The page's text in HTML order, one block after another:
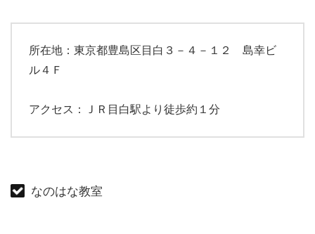
所在地：東京都豊島区目白３－４－１２ 島幸ビ
ル４Ｆ
アクセス：ＪＲ目白駅より徒歩約１分
なのはな教室